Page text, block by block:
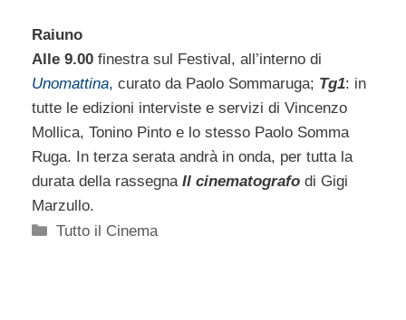
Raiuno
Alle 9.00 finestra sul Festival, all’interno di
Unomattina, curato da Paolo Sommaruga; Tg1: in
tutte le edizioni interviste e servizi di Vincenzo
Mollica, Tonino Pinto e lo stesso Paolo Somma
Ruga. In terza serata andrà in onda, per tutta la
durata della rassegna Il cinematografo di Gigi
Marzullo.
Categorie
Tutto il Cinema